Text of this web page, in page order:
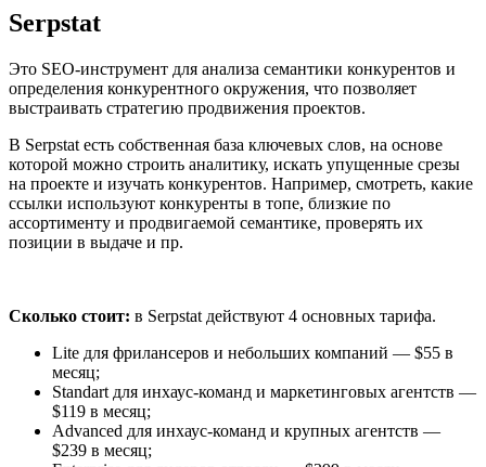
Serpstat
Это SEO-инструмент для анализа семантики конкурентов и
определения конкурентного окружения, что позволяет
выстраивать стратегию продвижения проектов.
В Serpstat есть собственная база ключевых слов, на основе
которой можно строить аналитику, искать упущенные срезы
на проекте и изучать конкурентов. Например, смотреть, какие
ссылки используют конкуренты в топе, близкие по
ассортименту и продвигаемой семантике, проверять их
позиции в выдаче и пр.
Сколько стоит: в Serpstat действуют 4 основных тарифа.
Lite для фрилансеров и небольших компаний — $55 в
месяц;
Standart для инхаус-команд и маркетинговых агентств —
$119 в месяц;
Advanced для инхаус-команд и крупных агентств —
$239 в месяц;